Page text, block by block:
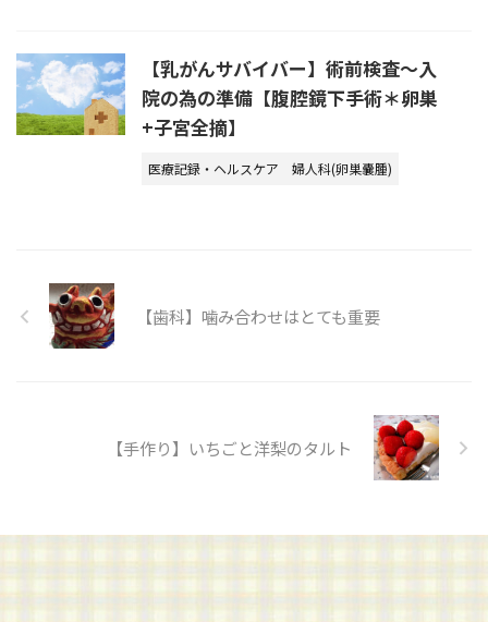
【乳がんサバイバー】術前検査～入
院の為の準備【腹腔鏡下手術＊卵巣
+子宮全摘】
医療記録・ヘルスケア 婦人科(卵巣嚢腫)
【歯科】噛み合わせはとても重要
【手作り】いちごと洋梨のタルト